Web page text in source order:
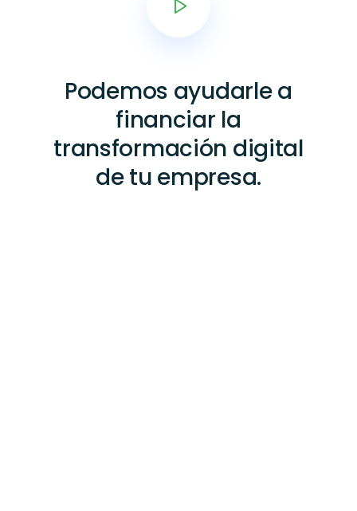
Podemos ayudarle a
financiar la
transformación digital
de tu empresa.